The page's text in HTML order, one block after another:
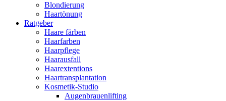
Blondierung
Haartönung
Ratgeber
Haare färben
Haarfarben
Haarpflege
Haarausfall
Haarextentions
Haartransplantation
Kosmetik-Studio
Augenbrauenlifting